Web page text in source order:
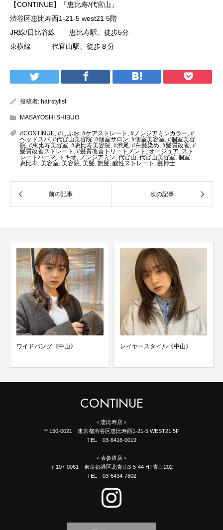
【CONTINUE】「恵比寿/代官山」
渋谷区恵比寿西1-21-5 west21 5階
JR線/日比谷線 恵比寿駅、徒歩5分
東横線 代官山駅、徒歩８分
投稿者: hairstylist
MASAYOSHI SHIBUO
#CONTINUE, #しぶお, #ケアストレート , #ノンジアミンカラー, #
ヘッドスパ, #代官山美容院, #個室サロン, #個室美容室, #個室美容
院, #恵比寿美容室, #恵比寿美容院, #渋尾, #白髪染め, #髪質改善, #
髪質改善ストレート , #髪質改善トリートメント , オージュア, スト
レートパーマ, トキオ, ノンジアミン, 代官山, 代官山美容室, 個室,
恵比寿, 美容室, 美容院, 美髪, 艶髪, 酸性ストレート , 髪博士
ワイドバング《中山》 レイヤースタイル《中山》
CONTINUE
＜恵比寿店＞
〒150-0021 東京都渋谷区恵比寿西1-21-5 WEST21 5F
TEL 03-6416-0019
＜表参道店＞
〒107-0061 東京都港区北青山3-5-44 HT青山202
TEL 03-6434-7802